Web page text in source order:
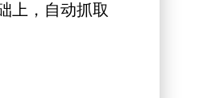
上，自动抓取